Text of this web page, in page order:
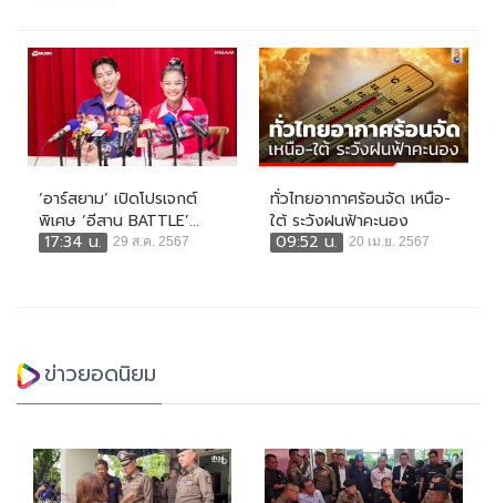
‘อาร์สยาม’ เปิดโปรเจกต์
พิเศษ ‘อีสาน BATTLE’...
17:34 น.
29 ส.ค. 2567
ทั่วไทยอากาศร้อนจัด เหนือ-
ใต้ ระวังฝนฟ้าคะนอง
09:52 น.
20 เม.ย. 2567
ข่าวยอดนิยม